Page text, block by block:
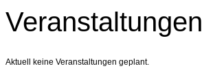
Veranstaltungen
Aktuell keine Veranstaltungen geplant.